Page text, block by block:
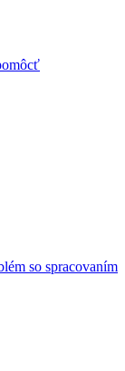
so spracovaním